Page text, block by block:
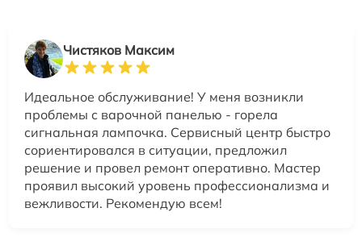
Чистяков Максим
Идеальное обслуживание! У меня возникли
проблемы с варочной панелью - горела
сигнальная лампочка. Сервисный центр быстро
сориентировался в ситуации, предложил
решение и провел ремонт оперативно. Мастер
проявил высокий уровень профессионализма и
вежливости. Рекомендую всем!